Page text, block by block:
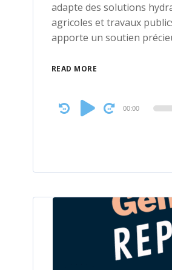
adapte des solutions
agricoles et travaux
apporte un soutien
READ MORE
Audio
Player
00:00